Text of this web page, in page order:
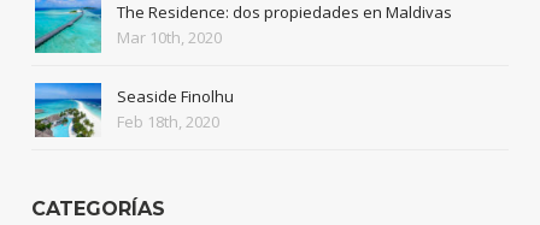
The Residence: dos propiedades en Maldivas
Mar 10th, 2020
Seaside Finolhu
Feb 18th, 2020
CATEGORÍAS